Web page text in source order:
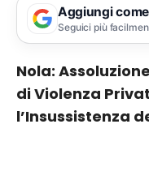
Aggiungi
Seguici più
Nola:
di Violenza
l’Insussistenza